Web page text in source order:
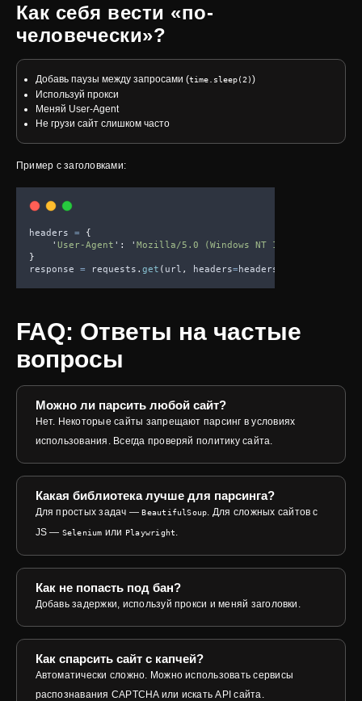
Как себя вести «по-
человечески»?
Добавь паузы между запросами (time.sleep(2))
Используй прокси
Меняй User-Agent
Не грузи сайт слишком часто
Пример с заголовками:
headers =
{
' User-Agent ' : ' Mozilla/5.0 (Windows NT 10.0; Win64;
}
response = requests . get ( url , headers= headers
FAQ: Ответы на частые
вопросы
Можно ли парсить любой сайт?
Нет. Некоторые сайты запрещают парсинг в условиях
использования. Всегда проверяй политику сайта.
Какая библиотека лучше для парсинга?
Для простых задач —BeautifulSoup. Для сложных сайтов с
JS — Selenium или Playwright.
Как не попасть под бан?
Добавь задержки, используй прокси и меняй заголовки.
Как спарсить сайт с капчей?
Автоматически сложно. Можно использовать сервисы
распознавания CAPTCHA или искать API сайта.